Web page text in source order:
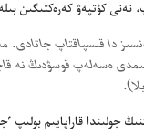
نە‌نى كۇ‌تپە‌ۋ كە‌رە‌كتىگىن
دا قىسپاقتاپ جاتادى.‏
ە‌سە‌لە‌پ قوسۋدىڭ نە
جولىندا قاراپايىم